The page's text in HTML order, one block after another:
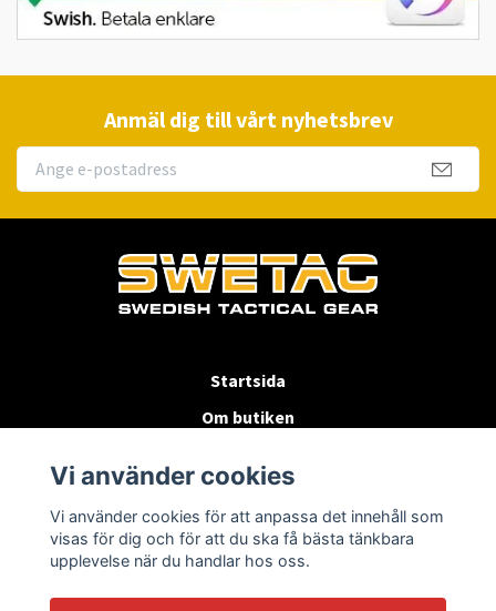
Anmäl dig till vårt nyhetsbrev
Startsida
Om butiken
Byten & Returer
Kontakta oss
Vi använder cookies
Vi använder cookies för att anpassa det innehåll som
visas för dig och för att du ska få bästa tänkbara
upplevelse när du handlar hos oss.